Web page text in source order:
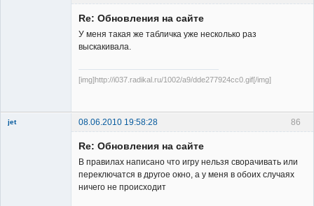
Re: Обновления на сайте
У меня такая же табличка уже несколько раз
выскакивала.
[img]http://i037.radikal.ru/1002/a9/dde277924cc0.gif[/img]
86
jet 08.06.2010 19:58:28
Re: Обновления на сайте
В правилах написано что игру нельзя сворачивать или
переключатся в другое окно, а у меня в обоих случаях
ничего не происходит